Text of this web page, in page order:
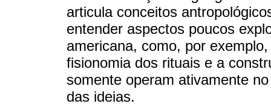
articula conceitos
entender aspectos poucos
americana, como, por
fisionomia dos rituais e a
somente operam ativamente
das ideias.